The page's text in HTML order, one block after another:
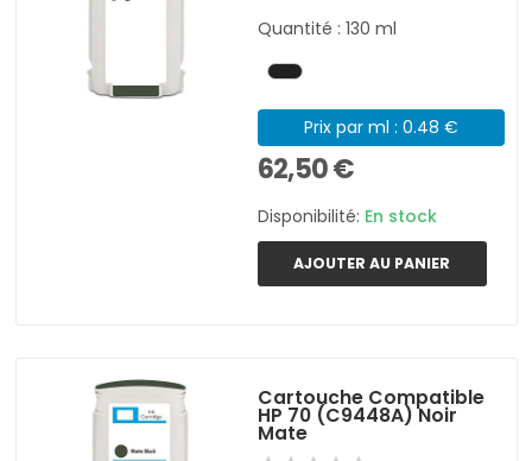
Quantité : 130 ml
Prix par ml : 0.48 €
62,50 €
Disponibilité: En stock
AJOUTER AU PANIER
Cartouche Compatible
HP 70 (C9448A) Noir
Mate